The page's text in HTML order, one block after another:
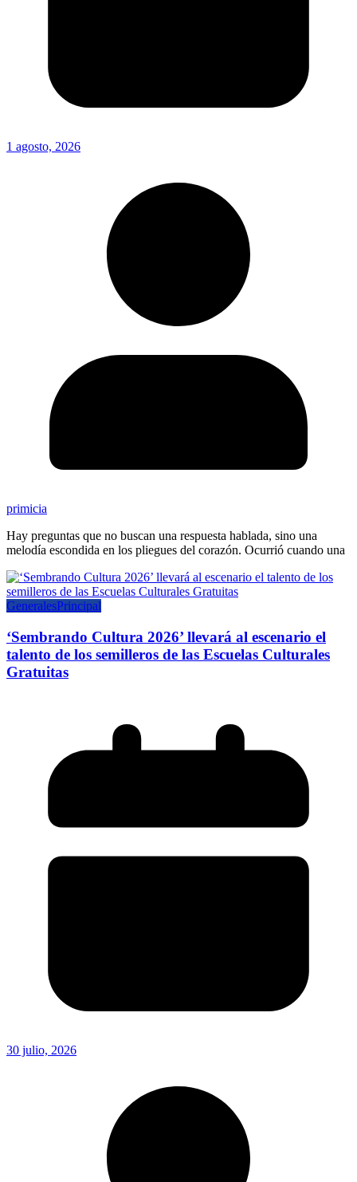
1 agosto, 2026
primicia
Hay preguntas que no buscan una respuesta hablada, sino una
melodía escondida en los pliegues del corazón. Ocurrió cuando una
GeneralesPrincipal
‘Sembrando Cultura 2026’ llevará al escenario el
talento de los semilleros de las Escuelas Culturales
Gratuitas
30 julio, 2026